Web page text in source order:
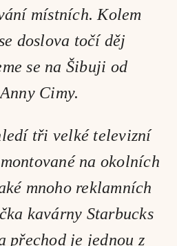
místních. Kolem
doslova točí děj
se na Šibuji od
Cimy.
tři velké televizní
na okolních
mnoho reklamních
kavárny Starbucks
přechod je jednou z